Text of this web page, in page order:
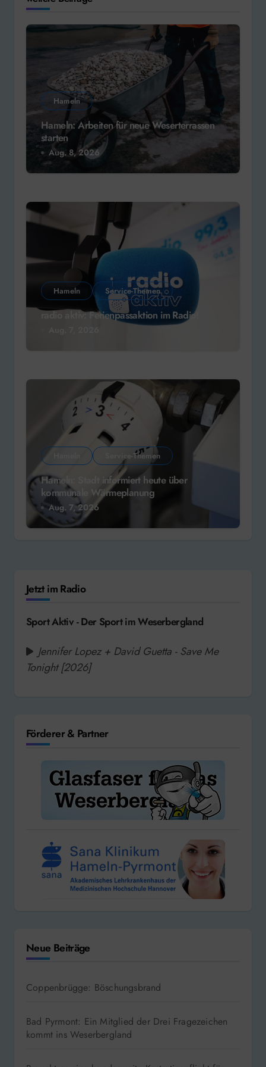
Hameln
Hameln: Arbeiten für neue Weserterrassen
starten
Aug. 8, 2026
Hameln Service-Themen
radio aktiv: Ferienpassaktion im Radio!
Service-Themen
Hameln: Stadt informiert heute über
kommunale Wärmeplanung
Aug. 7, 2026
Jetzt im Radio
Sport Aktiv - Der Sport im Weserbergland
Jennifer Lopez + David Guetta - Save Me
Tonight [2026]
Förderer & Partner
Neue Beiträge
Coppenbrügge: Böschungsbrand
Bad Pyrmont: Ein Mitglied der Drei Fragezeichen
kommt ins Weserbergland